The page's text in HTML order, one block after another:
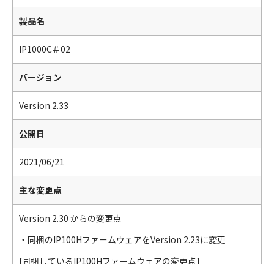
製品名
IP1000C＃02
バージョン
Version 2.33
公開日
2021/06/21
主な変更点
Version 2.30 からの変更点
・同梱のIP100HファームウェアをVersion 2.23に変更
[同梱しているIP100Hファームウェアの変更点]